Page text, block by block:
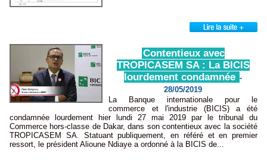
Contentieux avec
TROPICASEM SA : La BICIS
lourdement condamnée -
28/05/2019
La Banque internationale pour le
commerce et l'industrie (BICIS) a été
condamnée lourdement hier lundi 27 mai 2019 par le tribunal du
Commerce hors-classe de Dakar, dans son contentieux avec la société
TROPICASEM SA. Statuant publiquement, en référé et en premier
ressort, le président Alioune Ndiaye a ordonné à la BICIS de...